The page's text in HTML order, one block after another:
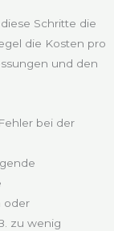
Schritte die
die Kosten pro
und den
bei der
oder
zu wenig